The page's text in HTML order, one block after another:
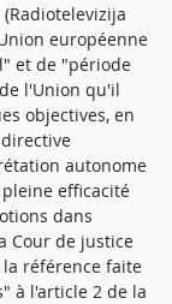
européenne
et de "période
l'Union qu'il
objectives, en
autonome
efficacité
dans
Cour de justice
référence faite
à l'article 2 de la